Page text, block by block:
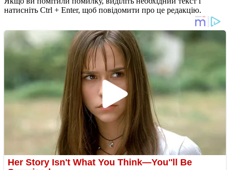
натисніть Ctrl + Enter, щоб повідомити про це редакцію.